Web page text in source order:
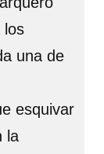
los
una de
esquivar
la